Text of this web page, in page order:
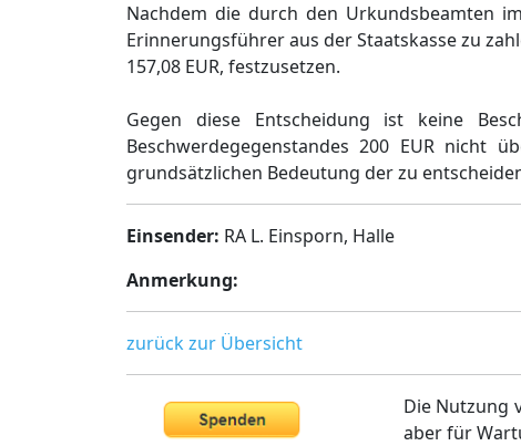
Nachdem die durch den Urkundsbeamten
Erinnerungsführer aus der Staatskasse zu
157,08 EUR, festzusetzen.
Gegen diese Entscheidung ist keine
Beschwerdegegenstandes 200 EUR nicht
grundsätzlichen Bedeutung der zu
Einsender: RA L. Einsporn, Halle
Anmerkung:
zurück zur Übersicht
Die Nutzung
aber für